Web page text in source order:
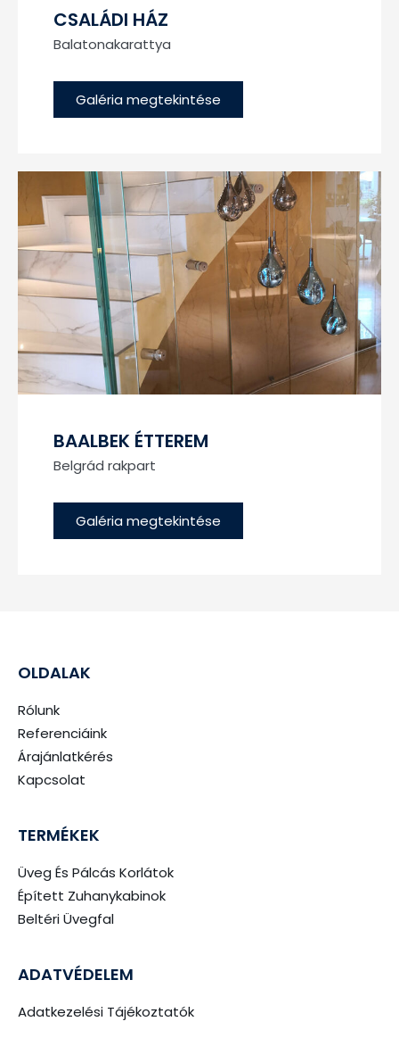
CSALÁDI HÁZ
Balatonakarattya
Galéria megtekintése
BAALBEK ÉTTEREM
Belgrád rakpart
Galéria megtekintése
OLDALAK
Rólunk
Referenciáink
Árajánlatkérés
Kapcsolat
TERMÉKEK
Üveg És Pálcás Korlátok
Épített Zuhanykabinok
Beltéri Üvegfal
ADATVÉDELEM
Adatkezelési Tájékoztatók